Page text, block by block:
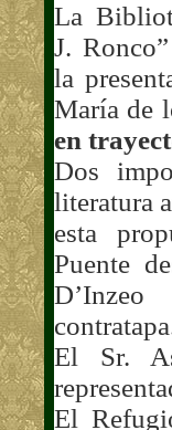
La
J.
la
María de
en
Dos
literatura
esta
Puente
El Sr.
El